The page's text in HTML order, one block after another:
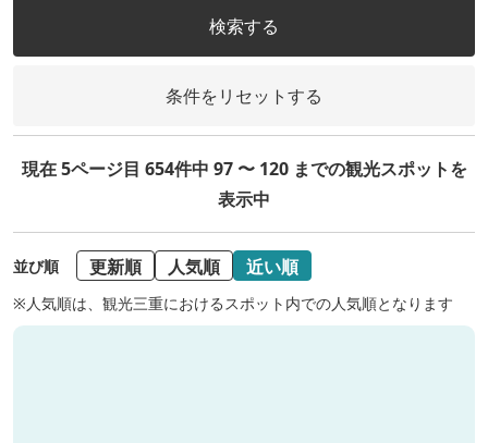
検索する
条件をリセットする
現在 5ページ目 654件中 97 〜 120 までの観光スポットを
表示中
並び順 更新順 人気順 近い順
※人気順は、観光三重におけるスポット内での人気順となります